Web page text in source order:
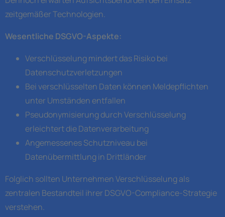
zeitgemäßer Technologien.
Wesentliche DSGVO-Aspekte:
Verschlüsselung mindert das Risiko bei
Datenschutzverletzungen
Bei verschlüsselten Daten können Meldepflichten
unter Umständen entfallen
Pseudonymisierung durch Verschlüsselung
erleichtert die Datenverarbeitung
Angemessenes Schutzniveau bei
Datenübermittlung in Drittländer
Folglich sollten Unternehmen Verschlüsselung als
zentralen Bestandteil ihrer DSGVO-Compliance-Strategie
verstehen.